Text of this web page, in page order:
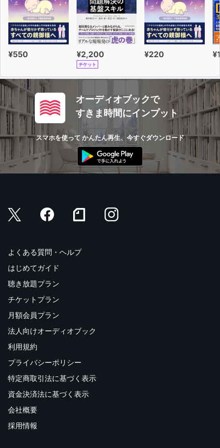
¥550 ¥2,200
チケット
¥220
オーディオブックで
すきま時間にインプット
スマホを使って かんたん再生、今すぐダウンロード
よくある質問・ヘルプ
はじめてガイド
聴き放題プラン
チケットプラン
月額会員プラン
法人向けオーディオブック
利用規約
プライバシーポリシー
特定商取引法に基づく表示
資金決済法に基づく表示
会社概要
採用情報